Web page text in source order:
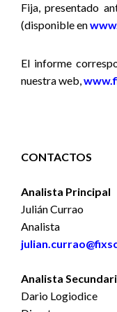
Fija, presentado
(disponible en
El informe
nuestra web,
CONTACTOS
Analista Principal
Julián Currao
Analista
Analista
Dario Logiodice